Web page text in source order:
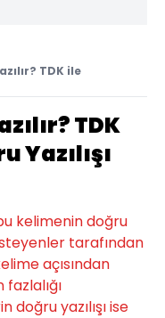
TDK ile
TDK
Yazılışı
kelimenin doğru
tarafından
açısından
fazlalığı
doğru yazılışı ise